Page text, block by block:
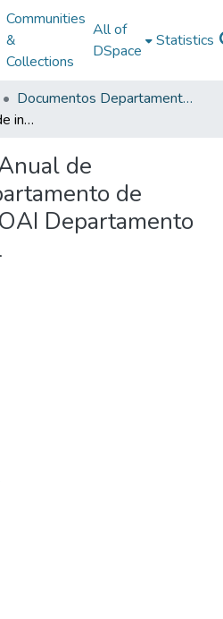
Communities
&
Collections
All of
DSpace
Statistics
Documentos Departamentales
Plan Operativo Anual de inversiones Departamento de Caldas 2011: POAI Departamento de Caldas 2011
de
de
Departamento